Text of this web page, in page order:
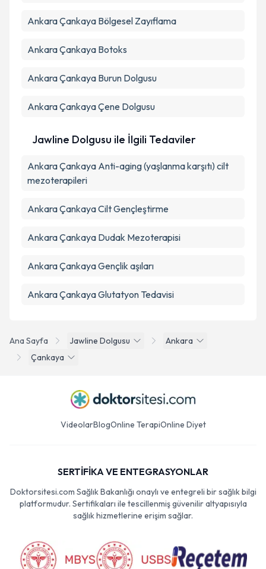
Ana Sayfa Jawline Dolgusu
Ankara
Çankaya
Ankara Çankaya Bölgesel Zayıflama
Ankara Çankaya Botoks
Ankara Çankaya Burun Dolgusu
Ankara Çankaya Çene Dolgusu
Jawline Dolgusu ile İlgili Tedaviler
Ankara Çankaya Anti-aging (yaşlanma karşıtı) cilt
mezoterapileri
Ankara Çankaya Cilt Gençleştirme
Ankara Çankaya Dudak Mezoterapisi
Ankara Çankaya Gençlik aşıları
Ankara Çankaya Glutatyon Tedavisi
VideolarBlogOnline TerapiOnline Diyet
SERTİFİKA VE ENTEGRASYONLAR
Doktorsitesi.com Sağlık Bakanlığı onaylı ve entegreli bir sağlık bilgi
platformudur. Sertifikaları ile tescillenmiş güvenilir altyapısıyla
sağlık hizmetlerine erişim sağlar.